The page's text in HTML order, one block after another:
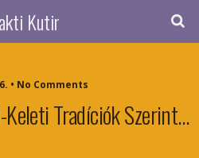
Kutir
• No Comments
Keleti Tradíciók Szerint…